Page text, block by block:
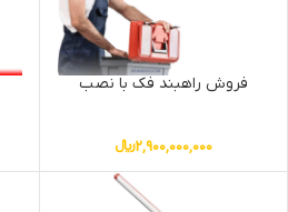
فروش راهبند فک با نصب
2,900,000,000﷼